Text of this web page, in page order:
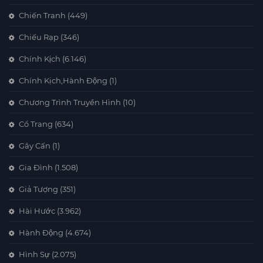
Chiến Tranh (449)
Chiếu Rạp (346)
Chính Kịch (6.146)
Chính Kịch,Hành Động (1)
Chương Trình Truyền Hình (10)
Cổ Trang (634)
Gây Cấn (1)
Gia Đình (1.508)
Giả Tượng (351)
Hài Hước (3.962)
Hành Động (4.674)
Hình Sự (2.075)